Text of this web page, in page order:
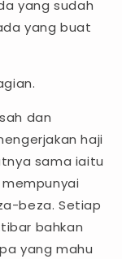
yang sudah
yang buat
dan
haji
sama iaitu
beza. Setiap
bahkan
yang mahu